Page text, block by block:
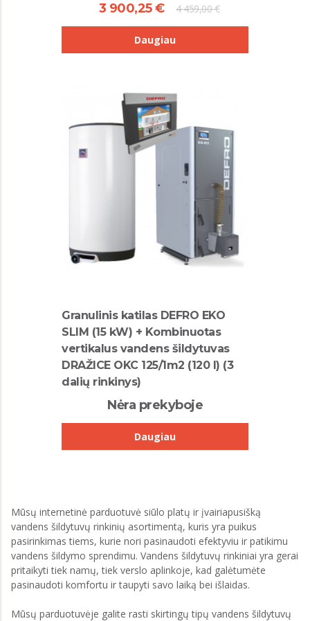
3 900,25 € 4 459,00 €
Daugiau
Granulinis katilas DEFRO EKO
SLIM (15 kW) + Kombinuotas
vertikalus vandens šildytuvas
DRAŽICE OKC 125/1m2 (120 l) (3
dalių rinkinys)
Nėra prekyboje
Daugiau
Mūsų internetinė parduotuvė siūlo platų ir įvairiapusišką
vandens šildytuvų rinkinių asortimentą, kuris yra puikus
pasirinkimas tiems, kurie nori pasinaudoti efektyviu ir patikimu
vandens šildymo sprendimu. Vandens šildytuvų rinkiniai yra gerai
pritaikyti tiek namų, tiek verslo aplinkoje, kad galėtumėte
pasinaudoti komfortu ir taupyti savo laiką bei išlaidas.
Mūsų parduotuvėje galite rasti skirtingų tipų vandens šildytuvų